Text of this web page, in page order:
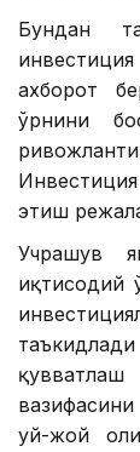
Бундан
ахборот
ўрнини
этиш
Учрашув
иқтисодий
уй-жой